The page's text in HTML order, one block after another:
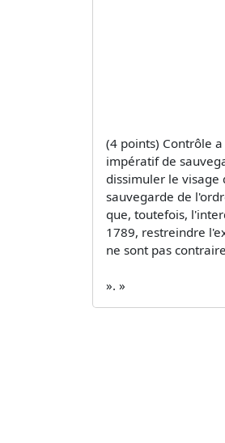
(4 points) Contrôle
impératif de
dissimuler le visage
sauvegarde de
que, toutefois,
1789, restreindre
ne sont pas
». »